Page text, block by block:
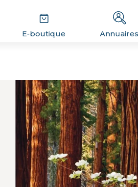
E-boutique Annuaires